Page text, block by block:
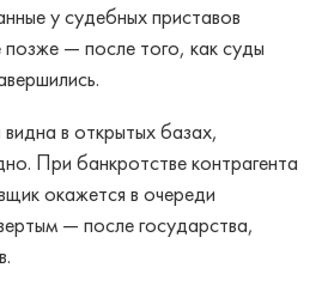
у судебных приставов
— после того, как суды
в открытых базах,
При банкротстве контрагента
окажется в очереди
— после государства,